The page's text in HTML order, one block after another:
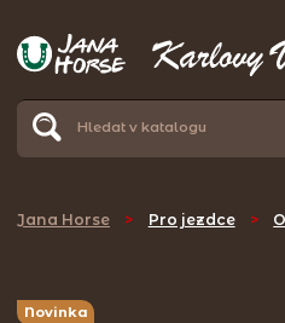
Jana Horse > Pro jezdce >
Novinka